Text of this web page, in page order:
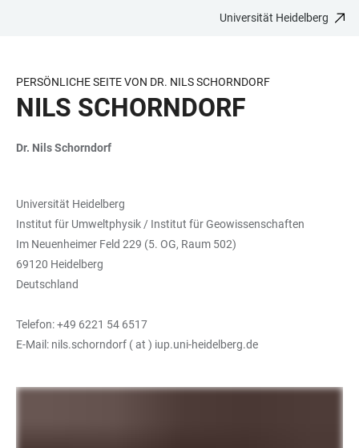
BARRIEREFREIHEIT
Universität Heidelberg
PERSÖNLICHE SEITE VON DR. NILS SCHORNDORF
NILS SCHORNDORF
Dr. Nils Schorndorf
Universität Heidelberg
Institut für Umweltphysik / Institut für Geowissenschaften
Im Neuenheimer Feld 229 (5. OG, Raum 502)
69120 Heidelberg
Deutschland
Telefon: +49 6221 54 6517
E-Mail: nils.schorndorf ( at ) iup.uni-heidelberg.de